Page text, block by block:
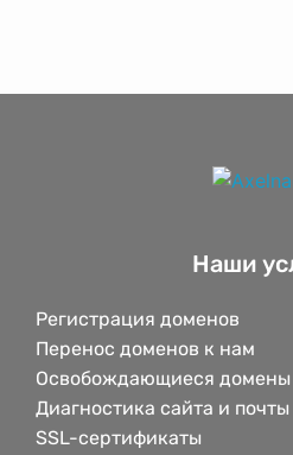
Наши
Регистрация доменов
Перенос доменов к нам
Освобождающиеся домены
Диагностика сайта и почты
SSL-сертификаты